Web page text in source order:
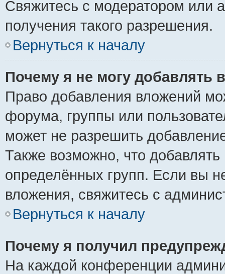
Свяжитесь с модератором или
получения такого разрешения.
Вернуться к началу
Почему я не могу добавлять
Право добавления вложений
форума, группы или
может не разрешить
Также возможно, что
определённых групп. Если вы
вложения, свяжитесь с
Вернуться к началу
Почему я получил
На каждой конференции